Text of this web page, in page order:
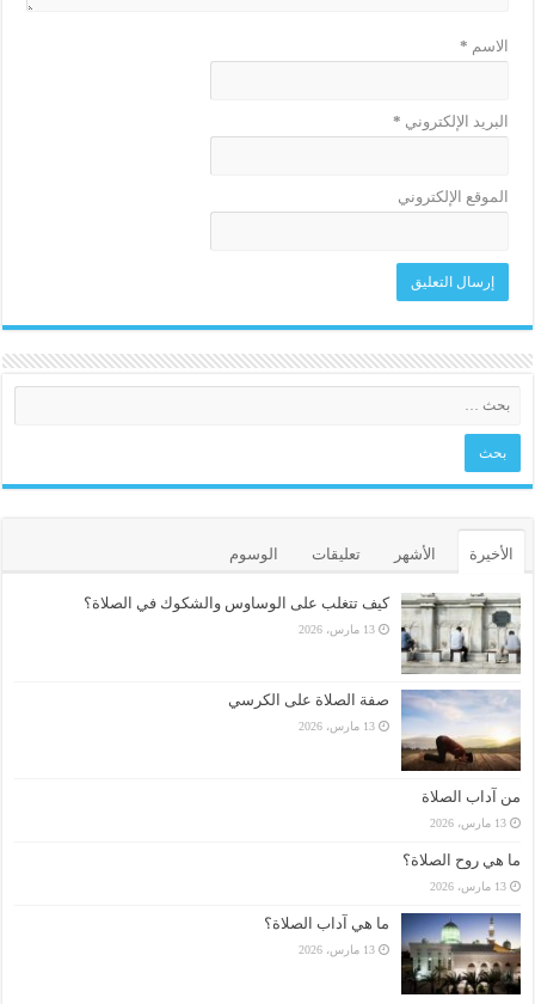
الاسم *
البريد الإلكتروني *
الموقع الإلكتروني
الأخيرة الأشهر تعليقات الوسوم
كيف تتغلب على الوساوس والشكوك في الصلاة؟
13 مارس، 2026
صفة الصلاة على الكرسي
13 مارس، 2026
من آداب الصلاة
13 مارس، 2026
ما هي روح الصلاة؟
13 مارس، 2026
ما هي آداب الصلاة؟
13 مارس، 2026